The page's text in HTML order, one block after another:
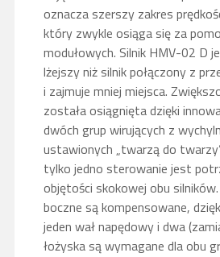
oznacza szerszy zakres
który zwykle osiąga się za
modułowych. Silnik HMV-02 D
lżejszy niż silnik połączony z
i zajmuje mniej miejsca.
została osiągnięta dzięki
dwóch grup wirujących z
ustawionych „twarzą do
tylko jedno sterowanie jest
objętości skokowej obu
boczne są kompensowane,
jeden wał napędowy i dwa
łożyska są wymagane dla obu